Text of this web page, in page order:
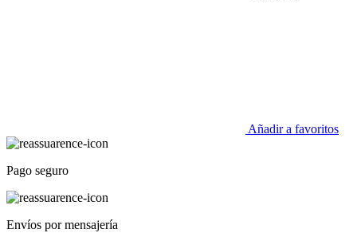
Añadir a favoritos
Pago seguro
Envíos por mensajería